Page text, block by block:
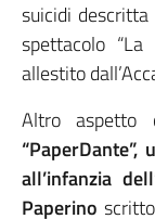
suicidi descritta
spettacolo
allestito
Altro
all’infanzia
Paperino